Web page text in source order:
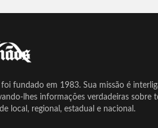
fundado em 1983. Sua missão é
lhes informações verdadeiras sobre
local, regional, estadual e nacional.